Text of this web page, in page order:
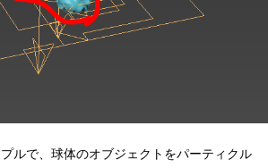
ルで、球体のオブジェクトをパーティクル